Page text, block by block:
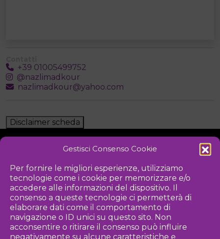
Gestisci Consenso Cookie
Per fornire le migliori esperienze, utilizziamo
tecnologie come i cookie per memorizzare e/o
accedere alle informazioni del dispositivo. Il
consenso a queste tecnologie ci permetterà di
elaborare dati come il comportamento di
navigazione o ID unici su questo sito. Non
acconsentire o ritirare il consenso può influire
negativamente su alcune caratteristiche e
+39 01005499752
@nazlimadkour
nazlimadkour@yahoo.com
Disclaimer scheda
PRIVACY POLICY
Iniziativa